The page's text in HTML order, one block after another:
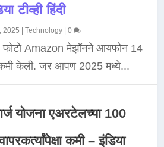
टीव्ही हिंदी
2025 |Technology |0
फोटो Amazon मेझॉनने आयफोन 14
कमी केली. जर आपण 2025 मध्ये...
योजना एअरटेलच्या 100
कमी – इंडिया